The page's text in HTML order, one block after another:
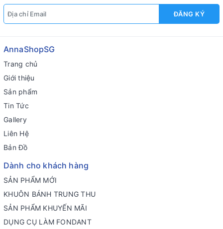
ĐĂNG KÝ
AnnaShopSG
Trang chủ
Giới thiệu
Sản phẩm
Tin Tức
Gallery
Liên Hệ
Bản Đồ
Dành cho khách hàng
SẢN PHẨM MỚI
KHUÔN BÁNH TRUNG THU
SẢN PHẨM KHUYẾN MÃI
DỤNG CỤ LÀM FONDANT